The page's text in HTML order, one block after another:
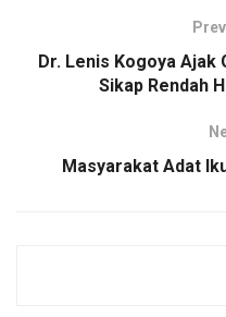
Dr. Lenis Kogoya Ajak
Sikap Rendah
Masyarakat Adat